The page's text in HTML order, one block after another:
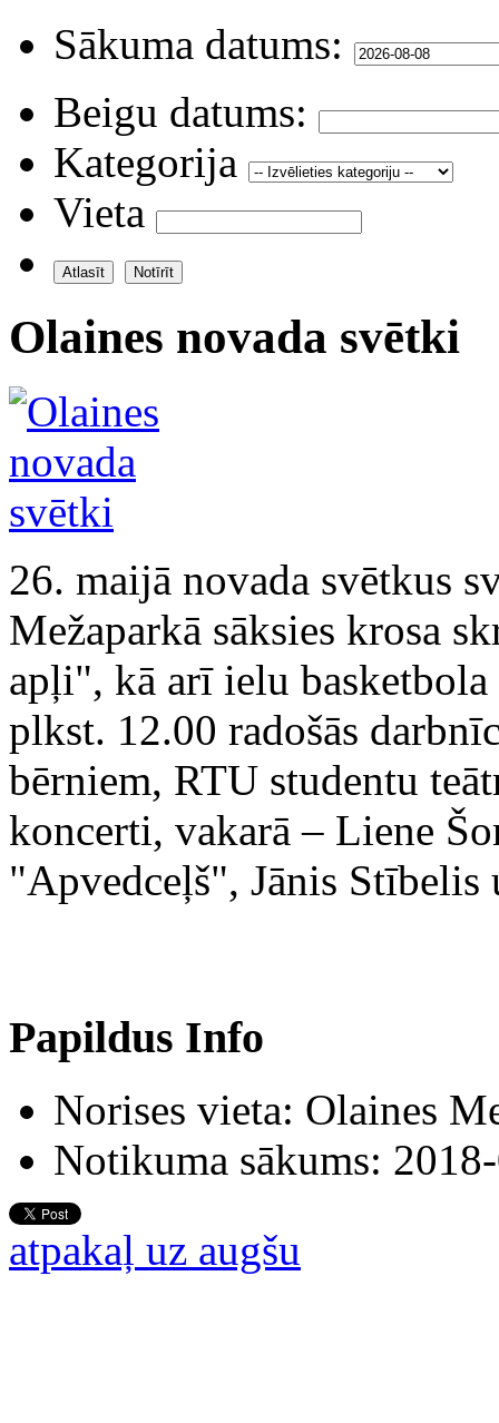
Sākuma datums:
Beigu datums:
Kategorija
Vieta
Olaines novada svētki
26. maijā novada svētkus
Mežaparkā sāksies krosa
apļi", kā arī ielu
plkst. 12.00 radošās
bērniem, RTU studentu
koncerti, vakarā – Liene
"Apvedceļš", Jānis Stībelis
Papildus Info
Norises vieta: Olaines
Notikuma sākums:
atpakaļ uz augšu